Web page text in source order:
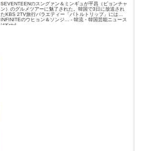
SEVENTEENのスングァン＆ミンギュが平昌（ピョンチャ
ン）のグルメツアーに魅了された。韓国で3日に放送され
たKBS 2TV旅行バラエティー「バトルトリップ」には
INFINITEのウヒョン＆ソンジ… - 韓流・韓国芸能ニュース
はKstyl...